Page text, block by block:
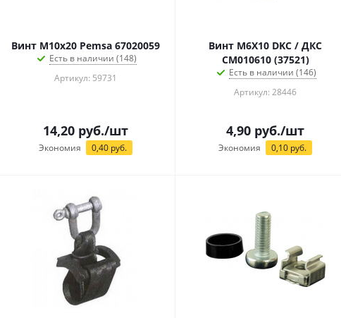
Винт M10х20 Pemsa 67020059
Есть в наличии (148)
Артикул: 59731
14,20 руб./шт
Экономия 0,40 руб.
Винт M6X10 DKC / ДКС
CM010610 (37521)
Есть в наличии (146)
Артикул: 28446
4,90 руб./шт
Экономия 0,10 руб.